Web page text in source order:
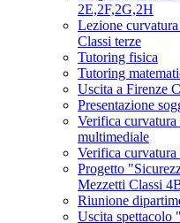
2E,2F,2G,2H
Lezione
Classi terze
Tutoring fisica
Tutoring
Uscita a Firenze
Presentazione
Verifica curvatura
multimediale
Verifica curvatura
Progetto
Mezzetti Classi
Riunione
Uscita spettacolo